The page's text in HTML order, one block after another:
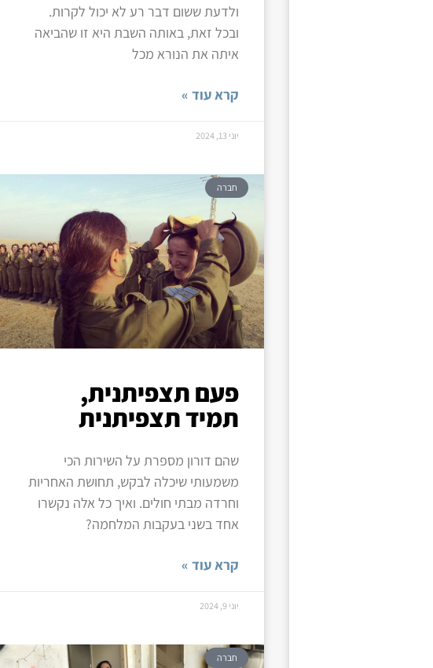
ולדעת ששום דבר רע לא יכול לקרות.
ובכל זאת, באותה השבת היא זו שהביאה
איתה את הנורא מכל
קרא עוד »
יוני 13, 2024
חברה
פעם תצפיתנית,
תמיד תצפיתנית
שהם דורון מספרת על השירות הכי
משמעותי שיכלה לבקש, תחושת האחריות
וחרדה מבתי חולים. ואיך כל אלה נקשרו
אחד בשני בעקבות המלחמה?
קרא עוד »
יוני 9, 2024
חברה